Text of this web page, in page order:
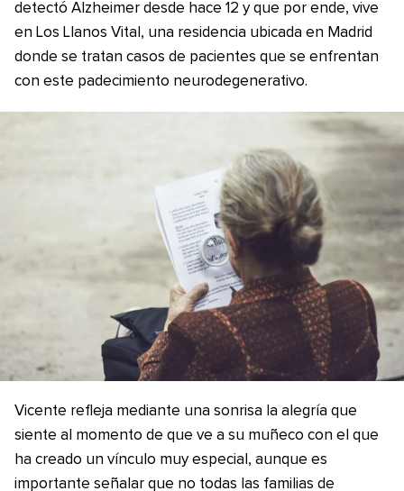
detectó Alzheimer desde hace 12 y que por ende, vive
en Los Llanos Vital, una residencia ubicada en Madrid
donde se tratan casos de pacientes que se enfrentan
con este padecimiento neurodegenerativo.
Vicente refleja mediante una sonrisa la alegría que
siente al momento de que ve a su muñeco con el que
ha creado un vínculo muy especial, aunque es
importante señalar que no todas las familias de